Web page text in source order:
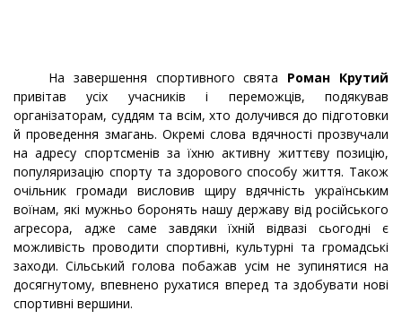
На завершення спортивного свята Роман Крутий
привітав усіх учасників і переможців, подякував
організаторам, суддям та всім, хто долучився до підготовки
й проведення змагань. Окремі слова вдячності прозвучали
на адресу спортсменів за їхню активну життєву позицію,
популяризацію спорту та здорового способу життя. Також
очільник громади висловив щиру вдячність українським
воїнам, які мужньо боронять нашу державу від російського
агресора, адже саме завдяки їхній відвазі сьогодні є
можливість проводити спортивні, культурні та громадські
заходи. Сільський голова побажав усім не зупинятися на
досягнутому, впевнено рухатися вперед та здобувати нові
спортивні вершини.